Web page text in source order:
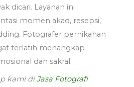
dicari. Layanan ini
momen akad, resepsi,
Fotografer pernikahan
terlatih menangkap
dan sakral.
kami diJasa Fotografi